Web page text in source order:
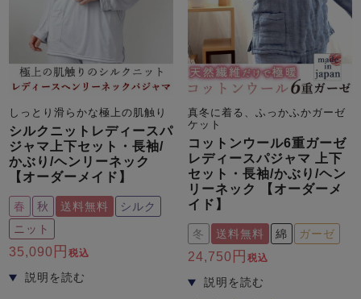
春 夏 秋 冬
ガールズパジャマ
売れ筋ランキング
新着商品
- New Arrival -
インナーウェア カタログギフト
- Item Ranking -
新着商品
目的別でさがす一覧はこちら
ズボン単品
すべてのメン
ズ
パジャマ
長袖 半袖
かぶり スリーパー
しっとり滑らかな極上の肌触り
シルクニットレディースパ
ジャマ上下セット・長袖/
かぶり/ヘンリーネック
【オーダーメイド】
春 秋 送料無料
シルク
ニット
35,090 税込
真冬に着る、ふっかふかガーゼ
ケット
コットンウール6重ガーゼ
レディースパジャマ 上下
セット・長袖/かぶり/ヘン
リーネック 【オーダーメ
イド】
冬 送料無料 綿 ガーゼ
24,750 税込